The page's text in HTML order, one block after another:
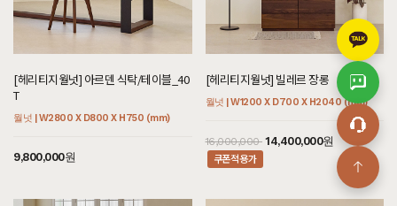
[헤리티지월넛] 아르덴 식탁/테이블_40
T
월넛 | W2800 X D800 X H750 (mm)
9,800,000원
[헤리티지월넛] 빌레르 장롱
월넛 | W1200 X D700 X H2040 (mm)
16,000,000 14,400,000원
쿠폰적용가